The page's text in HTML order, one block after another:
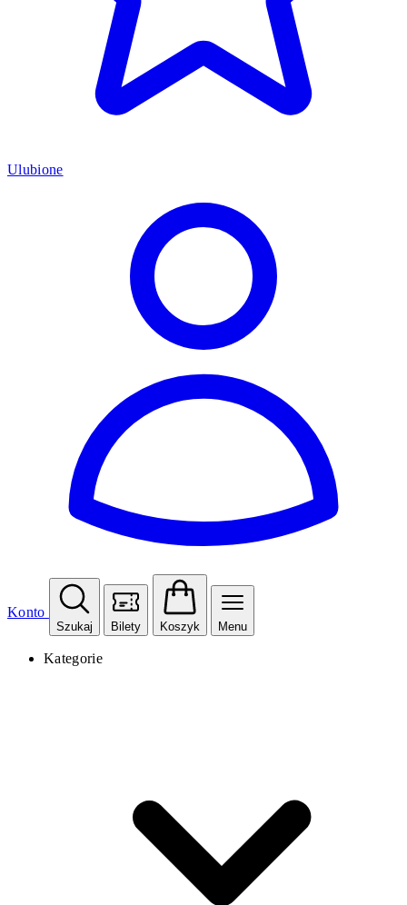
Ulubione
Konto
Szukaj Bilety Koszyk Menu
Kategorie